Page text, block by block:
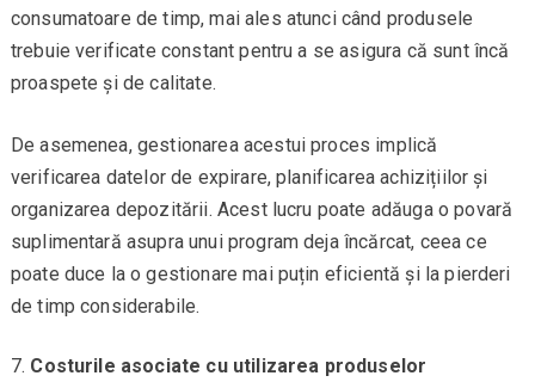
consumatoare de timp, mai ales atunci când produsele
trebuie verificate constant pentru a se asigura că sunt încă
proaspete și de calitate.
De asemenea, gestionarea acestui proces implică
verificarea datelor de expirare, planificarea achizițiilor și
organizarea depozitării. Acest lucru poate adăuga o povară
suplimentară asupra unui program deja încărcat, ceea ce
poate duce la o gestionare mai puțin eficientă și la pierderi
de timp considerabile.
Costurile asociate cu utilizarea produselor